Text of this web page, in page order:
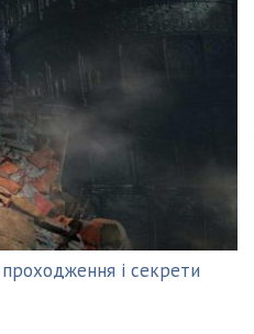
і секрети